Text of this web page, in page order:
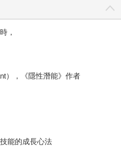
，
），《隱性潛能》作者
能的成長心法